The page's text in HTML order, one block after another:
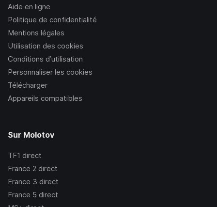
Aide en ligne
Politique de confidentialité
Mentions légales
Utilisation des cookies
Conditions d’utilisation
Personnaliser les cookies
Télécharger
Appareils compatibles
Sur Molotov
TF1 direct
France 2 direct
France 3 direct
France 5 direct